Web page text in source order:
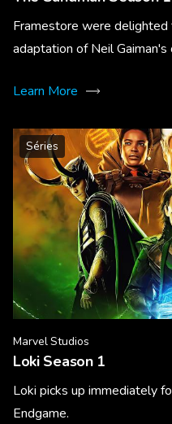
Framestore were
adaptation of Neil Gaiman's
Learn More
Séries
Marvel Studios
Loki Season 1
Loki picks up immediately
Endgame.